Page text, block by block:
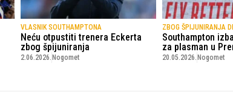
VLASNIK SOUTHAMPTONA
Neću otpustiti trenera Eckerta
zbog špijuniranja
2.06.2026. Nogomet
ZBOG ŠPIJUNIRANJA
Southampton
za plasman u
20.05.2026. Nogomet